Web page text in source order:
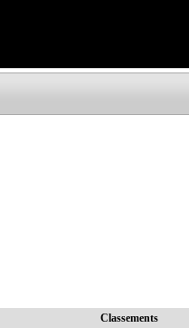
Classements